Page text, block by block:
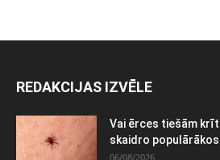
REDAKCIJAS IZVĒLE
Vai ērces tiešām
skaidro
06/08/2026